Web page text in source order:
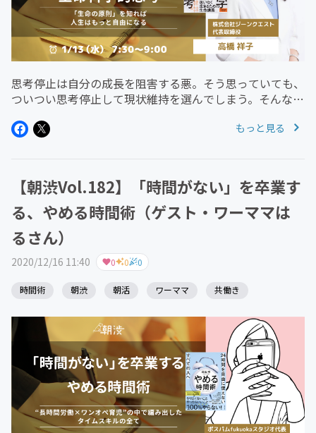
思考停止は自分の成長を阻害する悪。そう思っていても、
ついつい思考停止して現状維持を選んでしまう。そんな経
実は生物学的にはとてもエネルギーを消費する行動。つま
もっと見る
【朝渋Vol.182】「時間がない」を卒業す
る、やめる時間術（ゲスト・ワーママは
るさん）
2020/12/16 11:40 0 0 0
時間術 朝渋 朝活 ワーママ 共働き